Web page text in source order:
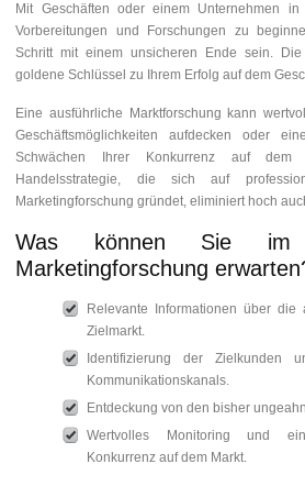
Mit Geschäften oder einem Unternehmen
Vorbereitungen und Forschungen zu
Schritt mit einem unsicheren Ende sein.
goldene Schlüssel zu Ihrem Erfolg auf dem
Eine ausführliche Marktforschung kann
Geschäftsmöglichkeiten aufdecken oder
Schwächen Ihrer Konkurrenz auf
Handelsstrategie, die sich auf
Marketingforschung gründet, eliminiert hoch
Was können Sie im
Marketingforschung
Relevante Informationen über
Zielmarkt.
Identifizierung der Zielkunden
Kommunikationskanals.
Entdeckung von den bisher
Wertvolles Monitoring und
Konkurrenz auf dem Markt.